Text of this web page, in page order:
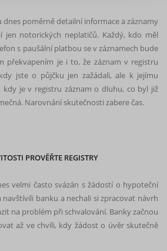
dnes poměrně detailní informace a záznamy
notorických neplatičů. Každý, kdo měl
s paušální platbou se v záznamech bude
překvapením je i to, že záznam v registru
jste o půjčku jen zažádali, ale k jejímu
kdy je v registru záznam o dluhu, co byl již
Narovnání skutečnosti zabere čas.
PROVĚŘTE REGISTRY
velmi často svázán s žádostí o hypoteční
banku a nechali si zpracovat návrh
na problém při schvalování. Banky začnou
až ve chvíli, kdy žádost o úvěr skutečně